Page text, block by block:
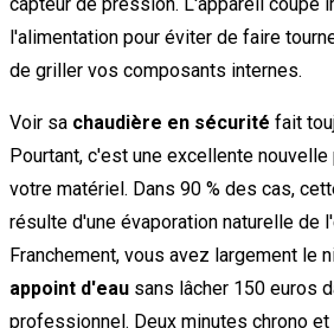
l'alimentation pour éviter de faire
de griller vos composants internes.
Voir sa chaudière en sécurité fait
Pourtant, c'est une excellente
votre matériel. Dans 90 % des cas,
résulte d'une évaporation naturelle de
Franchement, vous avez largement le
appoint d'eau sans lâcher 150 euros
professionnel. Deux minutes chrono et